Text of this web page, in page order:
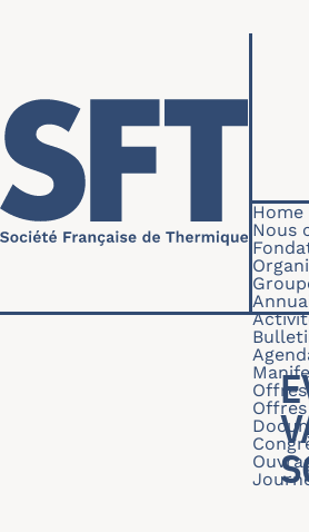
Home
Nous